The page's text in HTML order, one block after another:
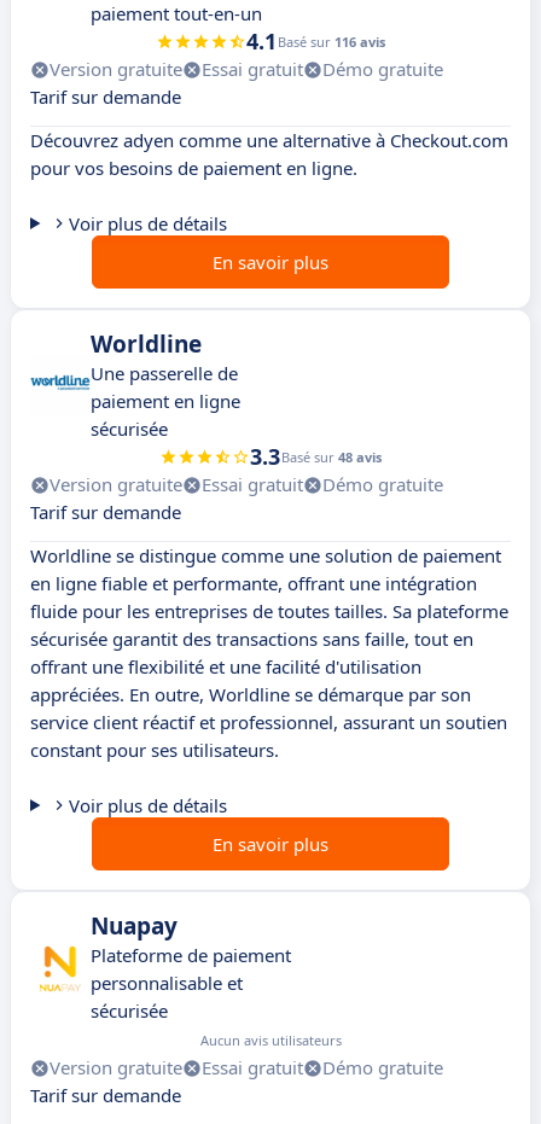
paiement tout-en-un
4.1 Basé sur 116 avis
Version gratuite Essai gratuit
Démo gratuite
Tarif sur demande
Découvrez adyen comme une alternative à Checkout.com
pour vos besoins de paiement en ligne.
Voir plus de détails
En savoir plus
Worldline
Une passerelle de
paiement en ligne
sécurisée
3.3Basé sur 48 avis
Version gratuite Essai gratuit
Démo gratuite
Tarif sur demande
Worldline se distingue comme une solution de paiement
en ligne fiable et performante, offrant une intégration
fluide pour les entreprises de toutes tailles. Sa plateforme
sécurisée garantit des transactions sans faille, tout en
offrant une flexibilité et une facilité d'utilisation
appréciées. En outre, Worldline se démarque par son
service client réactif et professionnel, assurant un soutien
constant pour ses utilisateurs.
Voir plus de détails
En savoir plus
Nuapay
Plateforme de paiement
personnalisable et
sécurisée
Aucun avis utilisateurs
Version gratuite Essai gratuit
Démo gratuite
Tarif sur demande